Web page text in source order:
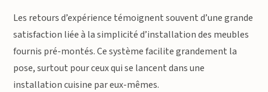
Les retours d’expérience témoignent souvent d’une grande
satisfaction liée à la simplicité d’installation des meubles
fournis pré-montés. Ce système facilite grandement la
pose, surtout pour ceux qui se lancent dans une
installation cuisine par eux-mêmes.